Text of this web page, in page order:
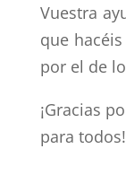
Vuestra
que
por el de
¡Gracias
para todos!